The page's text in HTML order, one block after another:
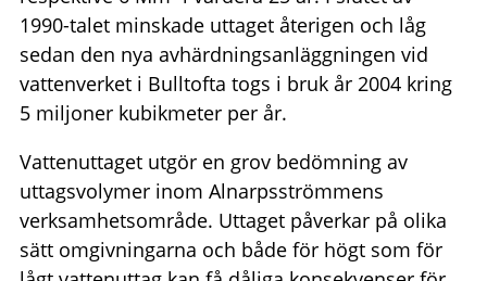
1990-talet minskade uttaget återigen och låg
sedan den nya avhärdningsanläggningen vid
vattenverket i Bulltofta togs i bruk år 2004 kring
5 miljoner kubikmeter per år.
Vattenuttaget utgör en grov bedömning av
uttagsvolymer inom Alnarpsströmmens
verksamhetsområde. Uttaget påverkar på olika
sätt omgivningarna och både för högt som för